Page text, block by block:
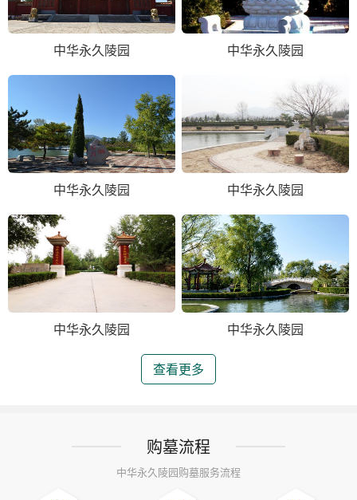
中华永久陵园 中华永久陵园
中华永久陵园 中华永久陵园
中华永久陵园 中华永久陵园
查看更多
购墓流程
中华永久陵园购墓服务流程